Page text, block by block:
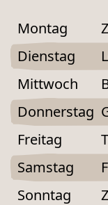
Montag
Dienstag
Mittwoch
Donnerstag
Freitag
Samstag
Sonntag